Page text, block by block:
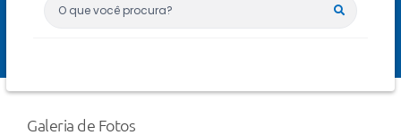
O que você procura?
Galeria de Fotos